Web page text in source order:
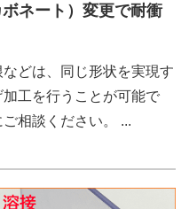
ネート）変更で耐衝
どは、同じ形状を実現す
工を行うことが可能で
相談ください。 ...